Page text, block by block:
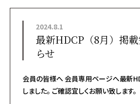
2024.8.1
最新HDCP（8月）掲
らせ
会員の皆様へ 会員専用ページへ最新
しました。 ご確認宜しくお願い致します。